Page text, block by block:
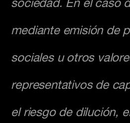
mediante emisión de
sociales u otros
representativos de
el riesgo de dilución,